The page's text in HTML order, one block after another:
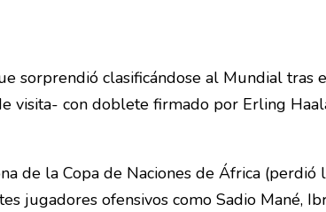
sorprendió clasificándose al Mundial tras
visita- con doblete firmado por Erling
de la Copa de Naciones de África
jugadores ofensivos como Sadio Mané,